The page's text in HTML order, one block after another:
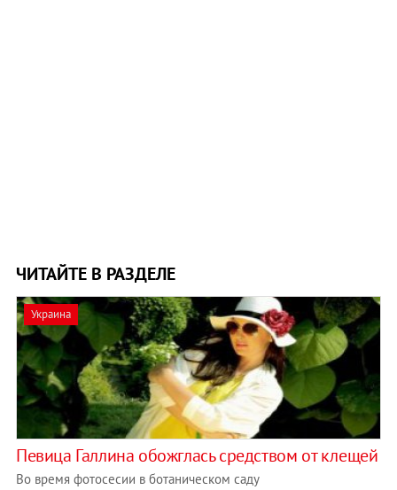
ЧИТАЙТЕ В РАЗДЕЛЕ
Украина
Певица Галлина обожглась средством от клещей
Во время фотосесии в ботаническом саду